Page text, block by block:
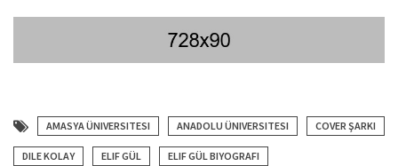
AMASYA ÜNIVERSITESI ANADOLU ÜNIVERSITESI COVER ŞARKI
DILE KOLAY ELIF GÜL ELIF GÜL BIYOGRAFI